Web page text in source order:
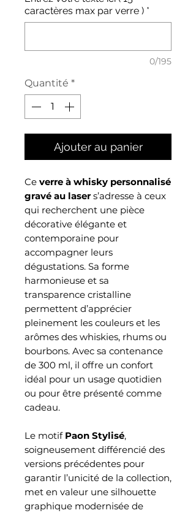
caractères max par verre ) *
0/195
Quantité *
Ajouter au panier
Ce verre à whisky personnalisé
gravé au lasers’adresse à ceux
qui recherchent une pièce
décorative élégante et
contemporaine pour
accompagner leurs
dégustations. Sa forme
harmonieuse et sa
transparence cristalline
permettent d’apprécier
pleinement les couleurs et les
arômes des whiskies, rhums ou
bourbons. Avec sa contenance
de 300 ml, il offre un confort
idéal pour un usage quotidien
ou pour être présenté comme
cadeau.
Le motif Paon Stylisé,
soigneusement différencié des
versions précédentes pour
garantir l’unicité de la collection,
met en valeur une silhouette
graphique modernisée de